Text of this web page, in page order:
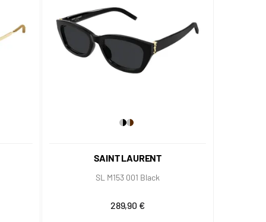
SAINT LAURENT
SL M153 001 Black
289,90 €